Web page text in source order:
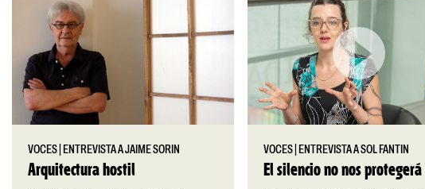
VOCES ENTREVISTA A JAIME SORIN
Arquitectura hostil
VOCES ENTREVISTA A SOL FANTIN
El silencio no nos protegerá